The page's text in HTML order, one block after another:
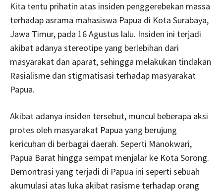
Kita tentu prihatin atas insiden penggerebekan massa
terhadap asrama mahasiswa Papua di Kota Surabaya,
Jawa Timur, pada 16 Agustus lalu. Insiden ini terjadi
akibat adanya stereotipe yang berlebihan dari
masyarakat dan aparat, sehingga melakukan tindakan
Rasialisme dan stigmatisasi terhadap masyarakat
Papua.
Akibat adanya insiden tersebut, muncul beberapa aksi
protes oleh masyarakat Papua yang berujung
kericuhan di berbagai daerah. Seperti Manokwari,
Papua Barat hingga sempat menjalar ke Kota Sorong.
Demontrasi yang terjadi di Papua ini seperti sebuah
akumulasi atas luka akibat rasisme terhadap orang